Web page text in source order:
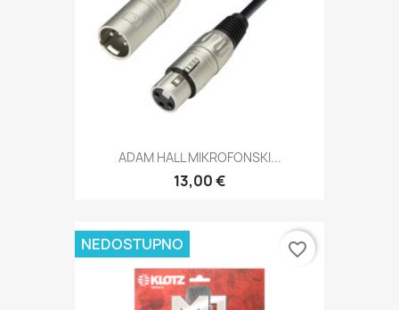
ADAM HALL MIKROFONSKI...
13,00 €
NEDOSTUPNO favorite_border